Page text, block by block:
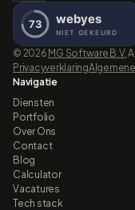
© 2026 MG Software B.V.
Privacyverklaring
Navigatie
Diensten
Portfolio
Over Ons
Contact
Blog
Calculator
Vacatures
Tech stack